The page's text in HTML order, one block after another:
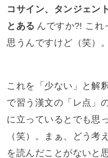
コサイン、タンジェン
とある んですか?! これ
思うんですけど（笑）。
これを「少ない」と解
で習う漢文の「レ点」
に立っているとでも思
（笑）。まぁ、どう考
を読んだことがないと